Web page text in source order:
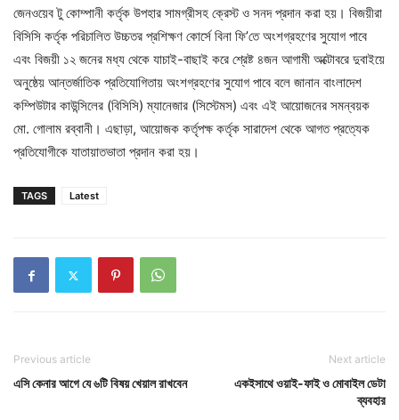
জেনওয়েব টু কোম্পানী কর্তৃক উপহার সামগ্রীসহ ক্রেস্ট ও সনদ প্রদান করা হয়। বিজয়ীরা
বিসিসি কর্তৃক পরিচালিত উচ্চতর প্রশিক্ষণ কোর্সে বিনা ফি’তে অংশগ্রহণের সুযোগ পাবে
এবং বিজয়ী ১২ জনের মধ্য থেকে যাচাই-বাছাই করে শ্রেষ্ট ৪জন আগামী অক্টোবরে দুবাইয়ে
অনুষ্ঠেয় আন্তর্জাতিক প্রতিযোগিতায় অংশগ্রহণের সুযোগ পাবে বলে জানান বাংলাদেশ
কম্পিউটার কাউন্সিলের (বিসিসি) ম্যানেজার (সিস্টেমস) এবং এই আয়োজনের সমন্বয়ক
মো. গোলাম রব্বানী। এছাড়া, আয়োজক কর্তৃপক্ষ কর্তৃক সারাদেশ থেকে আগত প্রত্যেক
প্রতিযোগীকে যাতায়াতভাতা প্রদান করা হয়।
TAGS Latest
Previous article
এসি কেনার আগে যে ৬টি বিষয় খেয়াল রাখবেন
Next article
একইসাথে ওয়াই-ফাই ও মোবাইল ডেটা
ব্যবহার